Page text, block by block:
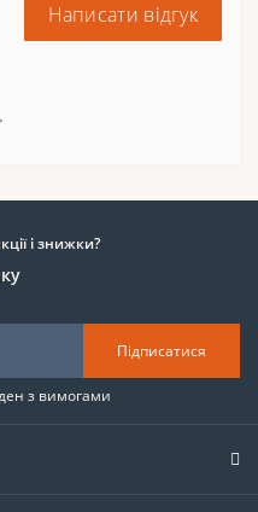
Написати відгук
і знижки?
Підписатися
з вимогами